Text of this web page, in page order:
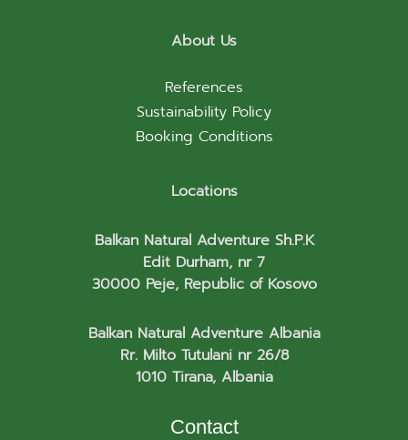
About Us
References
Sustainability Policy
Booking Conditions
Locations
Balkan Natural Adventure Sh.P.K
Edit Durham, nr 7
30000 Peje, Republic of Kosovo
Balkan Natural Adventure Albania
Rr. Milto Tutulani nr 26/8
1010 Tirana, Albania
Contact